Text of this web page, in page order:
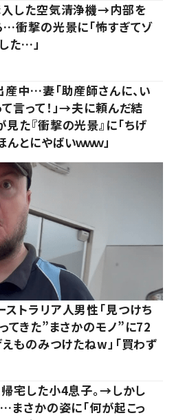
した空気清浄機→内部を
…衝撃の光景に「怖すぎてゾ
た…」
中…妻「助産師さんに、い
言って！」→夫に頼んだ結
た『衝撃の光景』に「ちげ
んとにやばいｗｗｗ」
トラリア人男性「見つけち
てきた”まさかのモノ”に72
ものみつけたねw」「買わず
宅した小4息子。→しかし
まさかの姿に「何が起こっ